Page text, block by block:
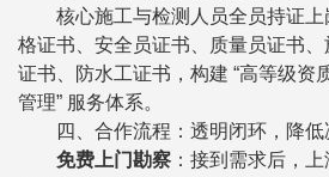
核心施工与检测人员全员持证
格证书、安全员证书、质量员证书
证书、防水工证书，构建 “高等级资
管理” 服务体系。
四、合作流程：透明闭环，降低
免费上门勘察 ：接到需求后，